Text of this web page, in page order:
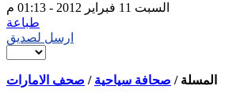
السبت 11 فبراير 2012 - 01:13 م
طباعة
ارسل لصديق
المسلة / صحافة سياحية / صحف الامارات